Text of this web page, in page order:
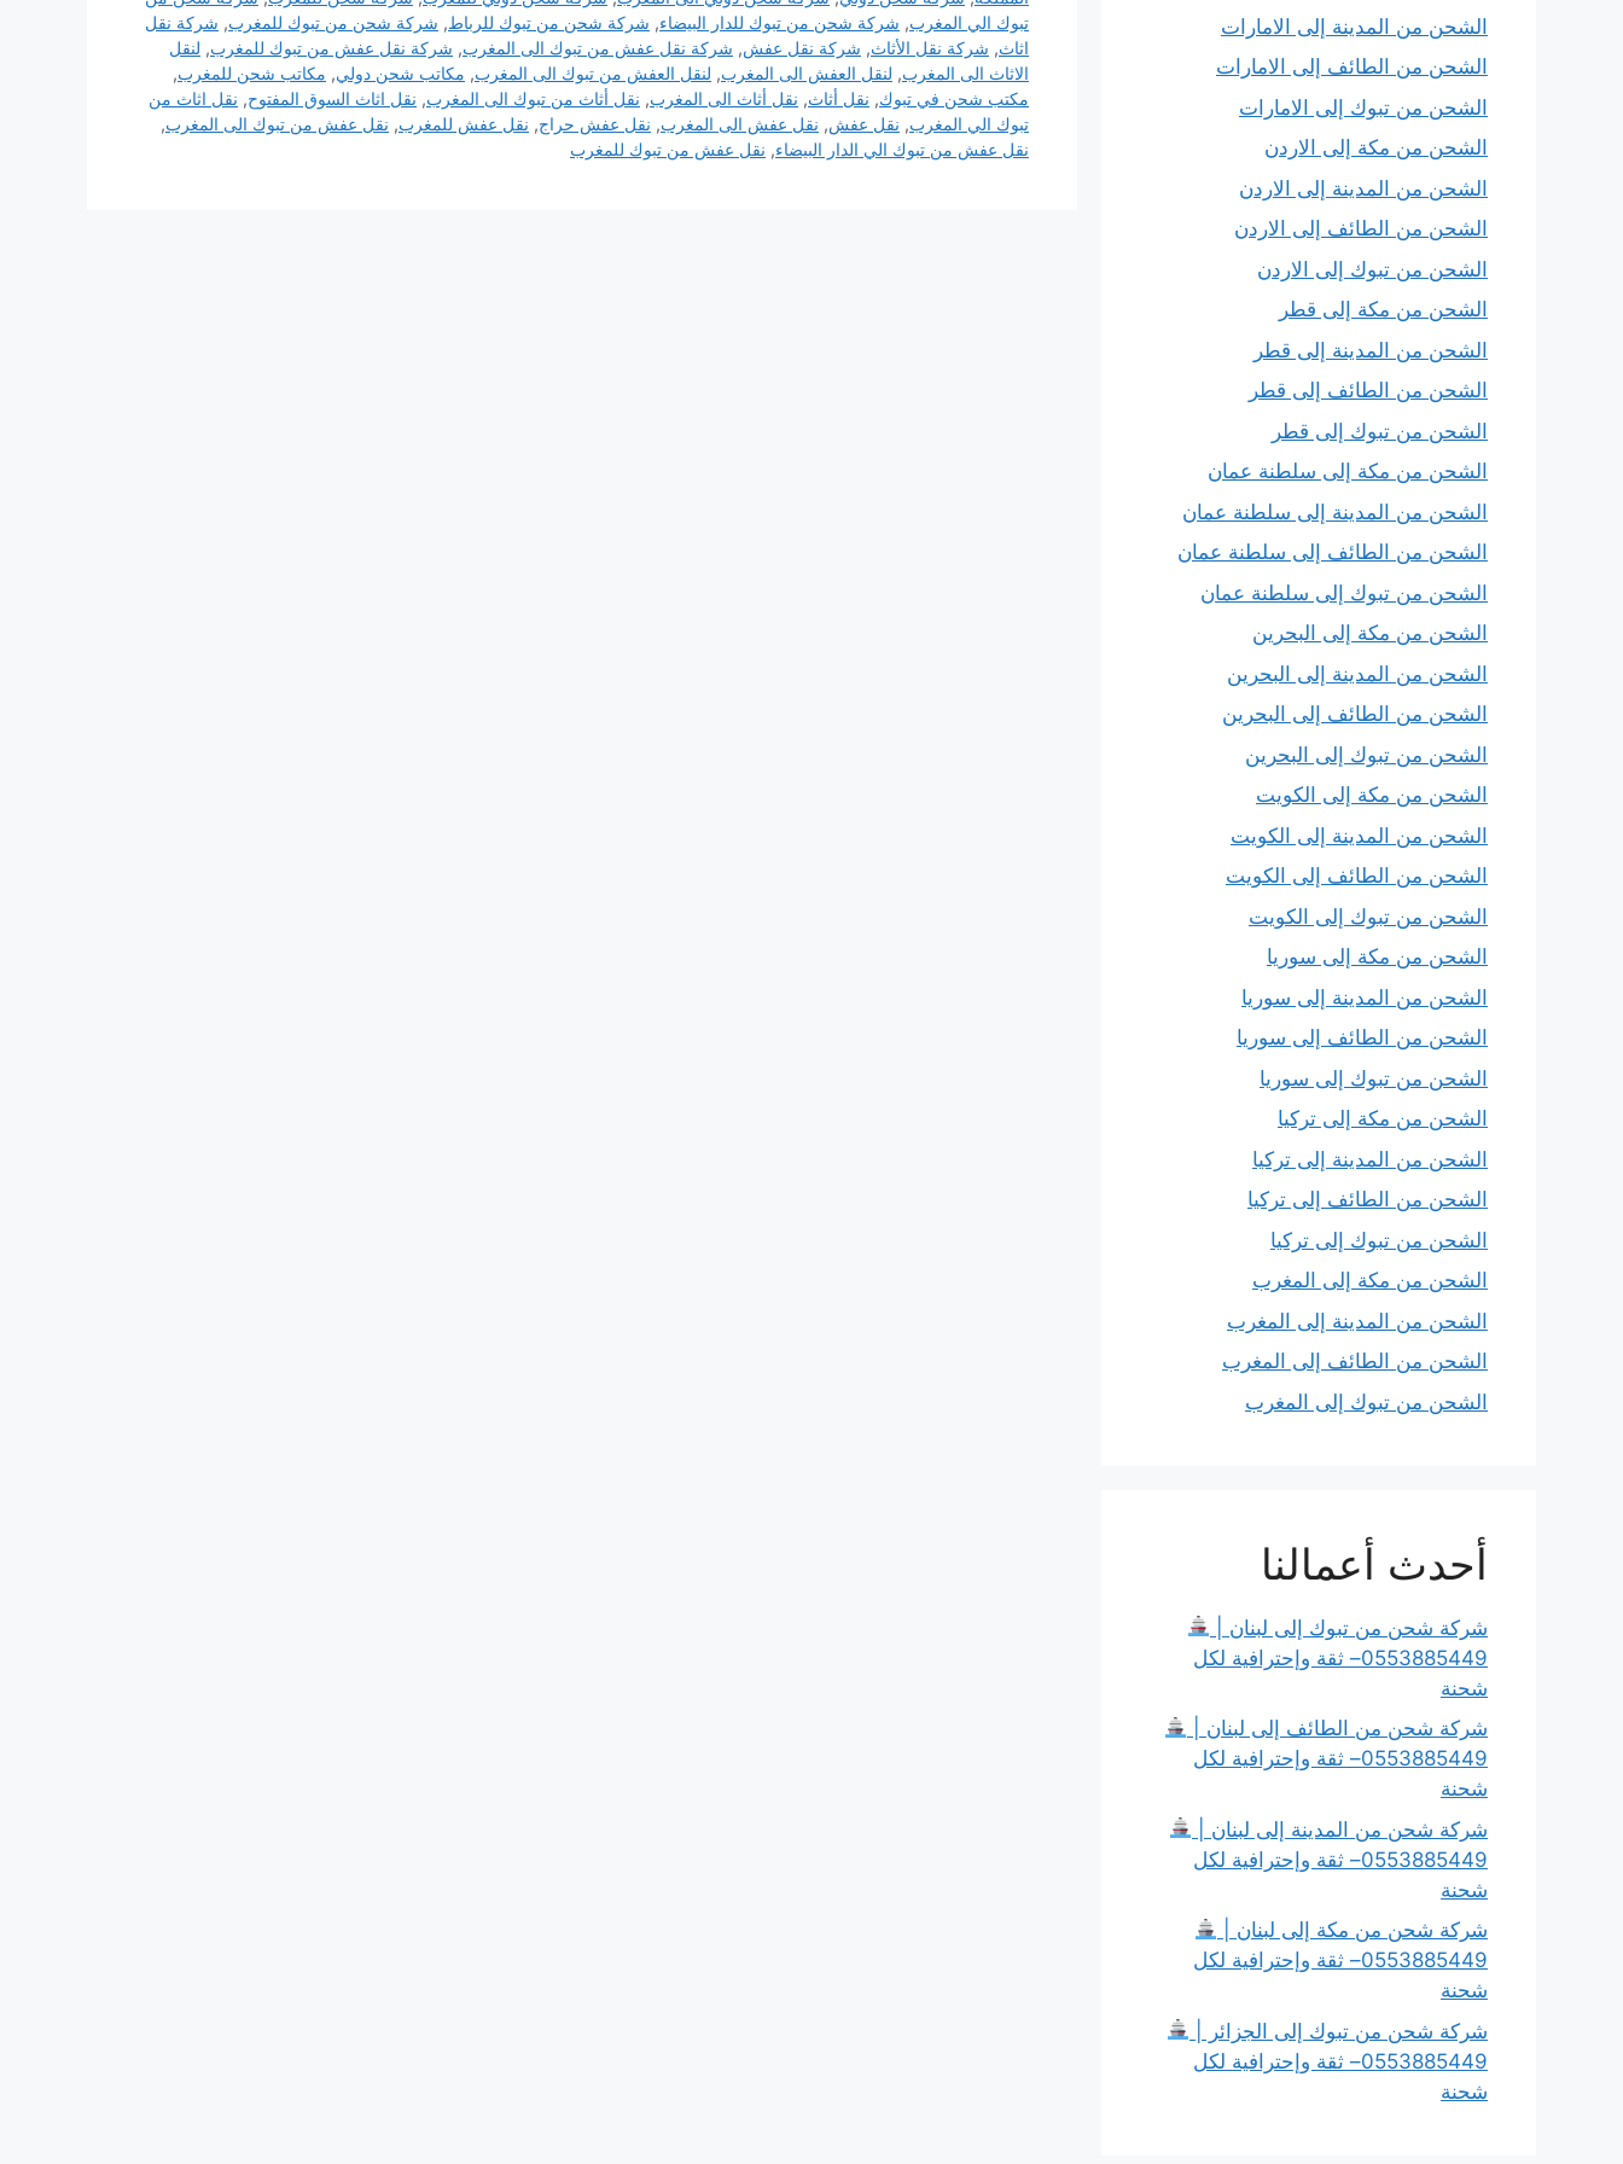
تبوك الي المغرب, شركة شحن من تبوك للدار البيضاء, شركة شحن من تبوك للرباط, شركة شحن من تبوك للمغرب, شركة نقل
اثاث, شركة نقل الأثاث, شركة نقل عفش, شركة نقل عفش من تبوك الى المغرب, شركة نقل عفش من تبوك للمغرب, لنقل
الاثاث الى المغرب, لنقل العفش الى المغرب, لنقل العفش من تبوك الى المغرب, مكاتب شحن دولي, مكاتب شحن للمغرب,
مكتب شحن في تبوك, نقل أثاث, نقل أثاث الى المغرب, نقل أثاث من تبوك الى المغرب, نقل اثاث السوق المفتوح, نقل اثاث من
تبوك الي المغرب, نقل عفش, نقل عفش الى المغرب, نقل عفش حراج, نقل عفش للمغرب, نقل عفش من تبوك الى المغرب,
نقل عفش من تبوك الي الدار البيضاء, نقل عفش من تبوك للمغرب
الشحن من المدينة إلى الامارات
الشحن من الطائف إلى الامارات
الشحن من تبوك إلى الامارات
الشحن من مكة إلى الاردن
الشحن من المدينة إلى الاردن
الشحن من الطائف إلى الاردن
الشحن من تبوك إلى الاردن
الشحن من مكة إلى قطر
الشحن من المدينة إلى قطر
الشحن من الطائف إلى قطر
الشحن من تبوك إلى قطر
الشحن من مكة إلى سلطنة عمان
الشحن من المدينة إلى سلطنة عمان
الشحن من الطائف إلى سلطنة عمان
الشحن من تبوك إلى سلطنة عمان
الشحن من مكة إلى البحرين
الشحن من المدينة إلى البحرين
الشحن من الطائف إلى البحرين
الشحن من تبوك إلى البحرين
الشحن من مكة إلى الكويت
الشحن من المدينة إلى الكويت
الشحن من الطائف إلى الكويت
الشحن من تبوك إلى الكويت
الشحن من مكة إلى سوريا
الشحن من المدينة إلى سوريا
الشحن من الطائف إلى سوريا
الشحن من تبوك إلى سوريا
الشحن من مكة إلى تركيا
الشحن من المدينة إلى تركيا
الشحن من الطائف إلى تركيا
الشحن من تبوك إلى تركيا
الشحن من مكة إلى المغرب
الشحن من المدينة إلى المغرب
الشحن من الطائف إلى المغرب
الشحن من تبوك إلى المغرب
أحدث أعمالنا
شركة شحن من تبوك إلى لبنان |
0553885449– ثقة وإحترافية لكل
شحنة
شركة شحن من الطائف إلى لبنان |
0553885449– ثقة وإحترافية لكل
شحنة
شركة شحن من المدينة إلى لبنان |
0553885449– ثقة وإحترافية لكل
شحنة
شركة شحن من مكة إلى لبنان |
0553885449– ثقة وإحترافية لكل
شحنة
شركة شحن من تبوك إلى الجزائر |
0553885449– ثقة وإحترافية لكل
شحنة